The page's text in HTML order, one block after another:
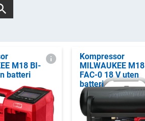
M18 BI-
batteri
Kompressor
MILWAUKEE M18
FAC-0 18 V uten
batteri